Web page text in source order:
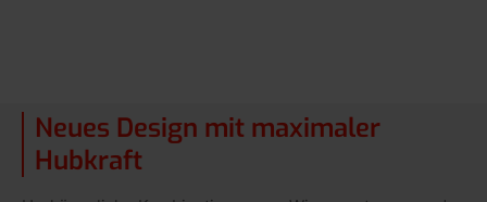
Neues Design mit maximaler
Hubkraft